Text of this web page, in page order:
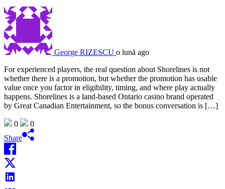
George RIZESCU o lună ago
For experienced players, the real question about Shorelines is not
whether there is a promotion, but whether the promotion has usable
value once you factor in eligibility, timing, and where play actually
happens. Shorelines is a land-based Ontario casino brand operated
by Great Canadian Entertainment, so the bonus conversation is […]
0
0
Share